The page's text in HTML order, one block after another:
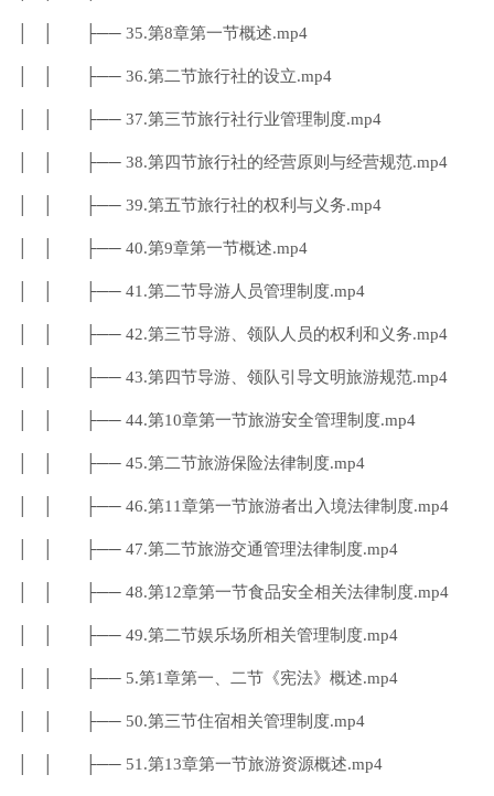
│ │ ├── 35.第8章第一节概述.mp4
│ │ ├── 36.第二节旅行社的设立.mp4
│ │ ├── 37.第三节旅行社行业管理制度.mp4
│ │ ├── 38.第四节旅行社的经营原则与经营规范.mp4
│ │ ├── 39.第五节旅行社的权利与义务.mp4
│ │ ├── 40.第9章第一节概述.mp4
│ │ ├── 41.第二节导游人员管理制度.mp4
│ │ ├── 42.第三节导游、领队人员的权利和义务.mp4
│ │ ├── 43.第四节导游、领队引导文明旅游规范.mp4
│ │ ├── 44.第10章第一节旅游安全管理制度.mp4
│ │ ├── 45.第二节旅游保险法律制度.mp4
│ │ ├── 46.第11章第一节旅游者出入境法律制度.mp4
│ │ ├── 47.第二节旅游交通管理法律制度.mp4
│ │ ├── 48.第12章第一节食品安全相关法律制度.mp4
│ │ ├── 49.第二节娱乐场所相关管理制度.mp4
│ │ ├── 5.第1章第一、二节《宪法》概述.mp4
│ │ ├── 50.第三节住宿相关管理制度.mp4
│ │ ├── 51.第13章第一节旅游资源概述.mp4